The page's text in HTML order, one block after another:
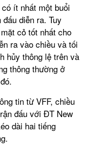
ít nhất một buổi
diễn ra. Tuy
cỏ tốt nhất cho
ra vào chiều và tối
hủy thông lệ trên và
thông thường ở
tin từ VFF, chiều
đấu với ĐT New
dài hai tiếng